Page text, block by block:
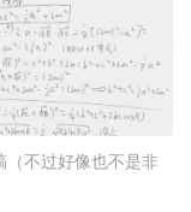
（不过好像也不是非